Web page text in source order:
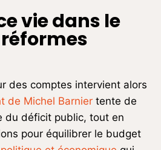
vie dans le
des comptes intervient alors
de Michel Barnier tente de
du déficit public, tout en
pour équilibrer le budget